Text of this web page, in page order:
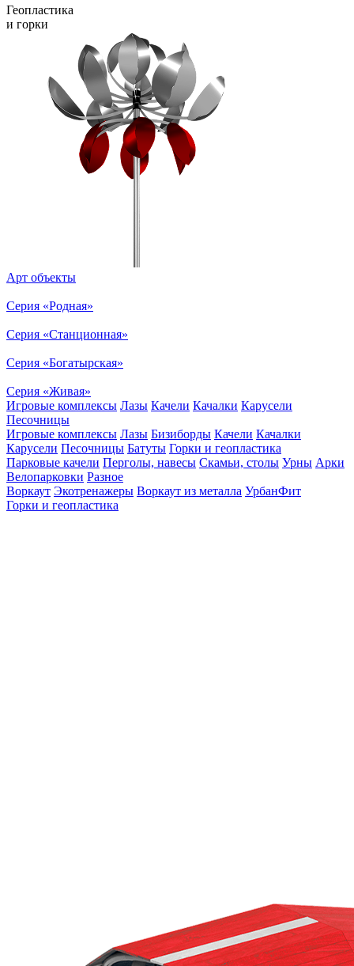
Геопластика
и горки
Арт объекты
Серия «Родная»
Серия «Станционная»
Серия «Богатырская»
Серия «Живая»
Игровые комплексы Лазы Качели Качалки Карусели
Песочницы
Игровые комплексы Лазы Бизиборды Качели Качалки
Карусели Песочницы Батуты Горки и геопластика
Парковые качели Перголы, навесы Скамьи, столы Урны Арки
Велопарковки Разное
Воркаут Экотренажеры Воркаут из металла УрбанФит
Горки и геопластика